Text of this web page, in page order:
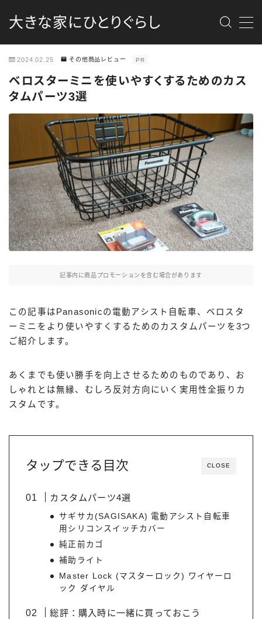
大きな家にひとりぐらし
MENU
最新記事
商品レビュー
DIY
カメラ
資格勉強
2024.02.25 その他商品レビュー PR
ベロスターミニを使いやすくするためのカス
タムパーツ3選
記事内に商品プロモーションを含む場合があります
この記事はPanasonicの電動アシスト自転車、ベロスタ
ーミニをより使いやすくするためのカスタムパーツを3つ
ご紹介します。
あくまでも使い勝手を向上させるためのものであり、お
しゃれとは無縁、むしろ反対方向にいく実用性全振りカ
スタムです。
CLOSE
タップできる目次
カスタムパーツ4選
サギサカ(SAGISAKA) 電動アシスト自転車
用シリコンスイッチカバー
純正前カゴ
補助ライト
Master Lock (マスターロック) ワイヤーロ
ック ダイヤル
総評：購入時に一緒に買っておこう